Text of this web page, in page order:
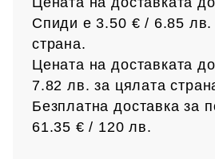
Спиди е 3.50 € / 6.85
страна.
Цената на доставката
7.82 лв.за цялата
Безплатна доставка за
61.35 € / 120 лв.